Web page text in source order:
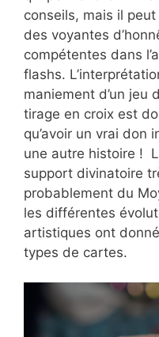
conseils, mais il
des voyantes
compétentes dans
flashs.
maniement d’un jeu
tirage en croix est
qu’avoir un vrai don
une autre histoire !
support divinatoire
probablement du
les différentes
artistiques ont
types de cartes.